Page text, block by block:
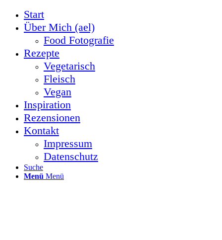
Start
Über Mich (ael)
Food Fotografie
Rezepte
Vegetarisch
Fleisch
Vegan
Inspiration
Rezensionen
Kontakt
Impressum
Datenschutz
Suche
Menü Menü